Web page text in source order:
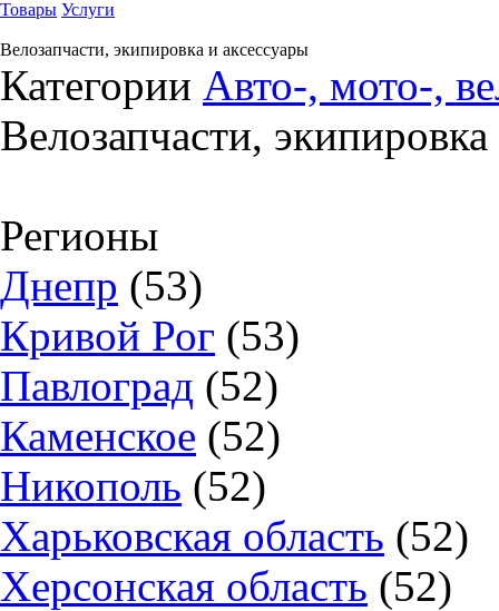
Товары Услуги
Велозапчасти, экипировка и аксессуары
Категории Авто-, мото-,
Велозапчасти,
Регионы
Днепр (53)
Кривой Рог (53)
Павлоград (52)
Каменское (52)
Никополь (52)
Харьковская область (52)
Херсонская область (52)